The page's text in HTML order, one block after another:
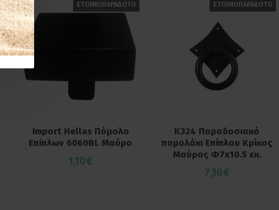
ΕΤΟΙΜΟΠΑΡΑΔΟΤΟ
Import Hellas Πόμολο
Επίπλων 6060BL Μαύρο
1,10€
ΕΤΟΙΜΟΠΑΡΑΔΟΤΟ
K324 Παραδοσιακό
πομολάκι Επίπλου Κρίκος
Μαύρος Φ7x10.5 εκ.
7,10€